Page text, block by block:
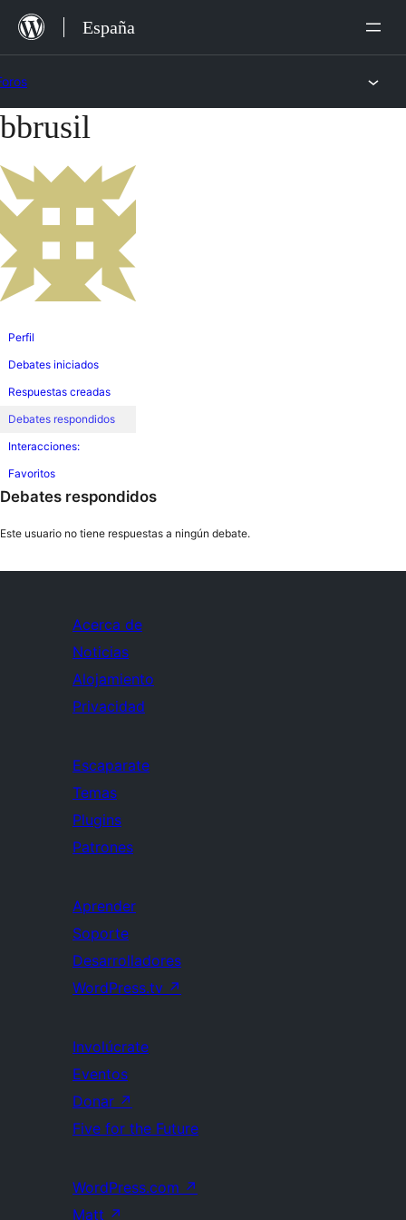
Saltar
España
Saltar
contenido
bbrusil
Perfil
Debates iniciados
Respuestas creadas
Debates respondidos
Interacciones:
Favoritos
Debates respondidos
Este usuario no tiene respuestas a ningún debate.
Acerca de
Noticias
Alojamiento
Privacidad
Escaparate
Temas
Plugins
Patrones
Aprender
Soporte
Desarrolladores
WordPress.tv ↗
Involúcrate
Eventos
Donar ↗
Five for the Future
WordPress.com ↗
Matt ↗